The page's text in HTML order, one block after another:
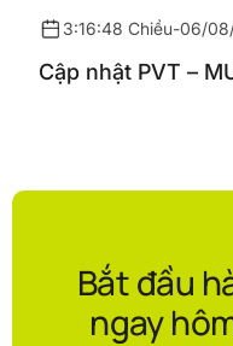
3:16:48 Chiều-06/
Cập nhật PVT –
Bắt đầu
ngay